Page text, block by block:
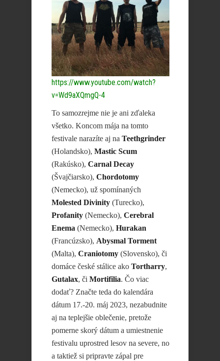
https://www.youtube.com/watch?
v=Wd9aXQmgQ-4
To samozrejme nie je ani zďaleka
všetko. Koncom mája na tomto
festivale narazíte aj na Teethgrinder
(Holandsko), Mastic Scum
(Rakúsko), Carnal Decay
(Švajčiarsko), Chordotomy
(Nemecko), už spomínaných
Molested Divinity (Turecko),
Profanity (Nemecko), Cerebral
Enema (Nemecko), Hurakan
(Francúzsko), Abysmal Torment
(Malta), Craniotomy (Slovensko), či
domáce české stálice ako Tortharry,
Gutalax, či Mortifilia. Čo viac
dodať? Značte teda do kalendára
dátum 17.-20. máj 2023, nezabudnite
aj na teplejšie oblečenie, pretože
pomerne skorý dátum a umiestnenie
festivalu uprostred lesov na severe, no
a taktiež si pripravte zápal pre